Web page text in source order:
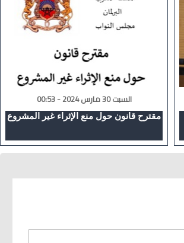
السبت 30 مارس 2024 - 00:53
مقترح قانون حول منع الإثراء غير المشروع